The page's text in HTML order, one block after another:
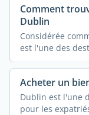
Comment
Dublin
Considérée
est l'une des
Acheter un
Dublin est l'une
pour les